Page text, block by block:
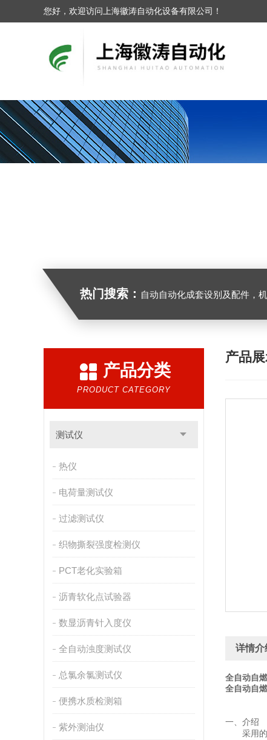
您好，欢迎访问上海徽涛自动化设备有限公司！
热门搜索： 自动自动化成套设别及配件，机械设备（除特种设备）及配件制造，加工（以上限分支机构经营），设计，批发，零售，模具，五金制品，工具加工（限分支机构经营），设计，批发，零售。五金交电，金属材料，金属制品，不锈钢制品，建筑材料，钢材，橡塑制品，环保设备，润滑剂，汽车配件，
产品分类
PRODUCT CATEGORY
测试仪
热仪
电荷量测试仪
过滤测试仪
织物撕裂强度检测仪
PCT老化实验箱
沥青软化点试验器
数显沥青针入度仪
全自动浊度测试仪
总氯余氯测试仪
便携水质检测箱
紫外测油仪
产品
详情介
全自动自
全自动自
一、 介绍
采用的